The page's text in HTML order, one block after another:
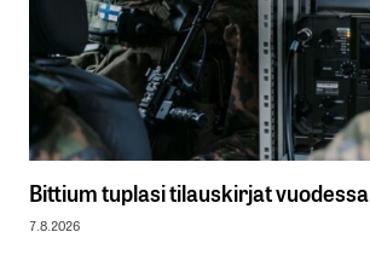
Bittium tuplasi tilauskirjat vuodessa
7.8.2026